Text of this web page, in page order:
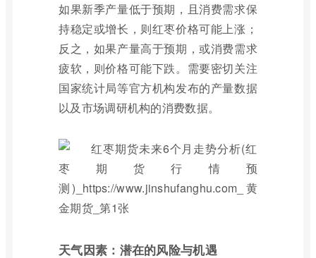
如果新季产量低于预期，且消费需求保
持稳定或增长，则红枣价格可能上涨；
反之，如果产量高于预期，或消费需求
疲软，则价格可能下跌。需要密切关注
国家统计局等官方机构发布的产量数据
以及市场调研机构的消费数据。
天气因素：潜在的风险与机遇